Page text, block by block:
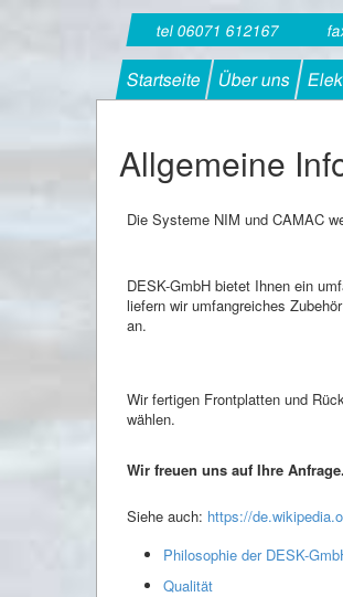
tel 06071 612167
Startseite Über uns
Allgemeine
Die Systeme NIM und CAMAC
DESK-GmbH bietet Ihnen ein
liefern wir umfangreiches
an.
Wir fertigen Frontplatten und
wählen.
Wir freuen uns auf Ihre Anfrage.
Siehe auch: https://
Philosophie der DESK-
Qualität